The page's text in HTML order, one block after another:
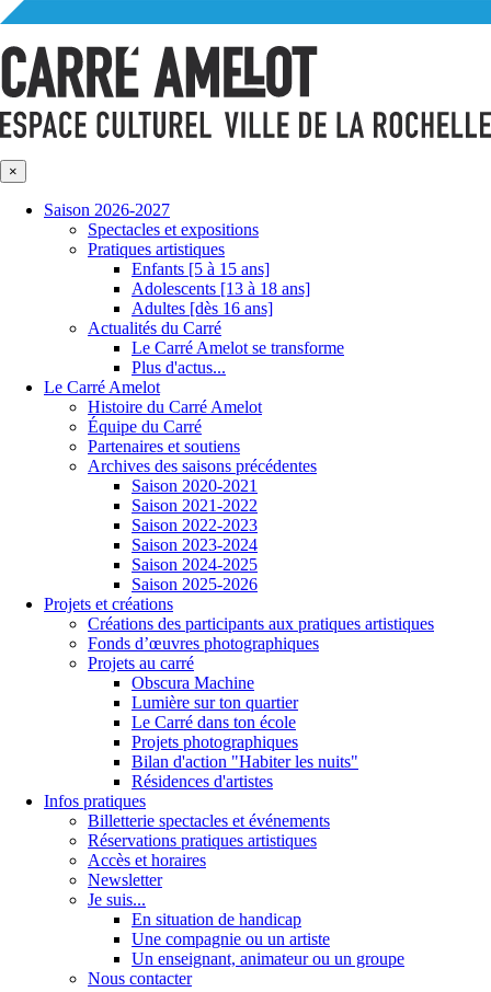
×
Saison 2026-2027
Spectacles et expositions
Pratiques artistiques
Enfants [5 à 15 ans]
Adolescents [13 à 18 ans]
Adultes [dès 16 ans]
Actualités du Carré
Le Carré Amelot se transforme
Plus d'actus...
Le Carré Amelot
Histoire du Carré Amelot
Équipe du Carré
Partenaires et soutiens
Archives des saisons précédentes
Saison 2020-2021
Saison 2021-2022
Saison 2022-2023
Saison 2023-2024
Saison 2024-2025
Saison 2025-2026
Projets et créations
Créations des participants aux pratiques artistiques
Fonds d’œuvres photographiques
Projets au carré
Obscura Machine
Lumière sur ton quartier
Le Carré dans ton école
Projets photographiques
Bilan d'action "Habiter les nuits"
Résidences d'artistes
Infos pratiques
Billetterie spectacles et événements
Réservations pratiques artistiques
Accès et horaires
Newsletter
Je suis...
En situation de handicap
Une compagnie ou un artiste
Un enseignant, animateur ou un groupe
Nous contacter